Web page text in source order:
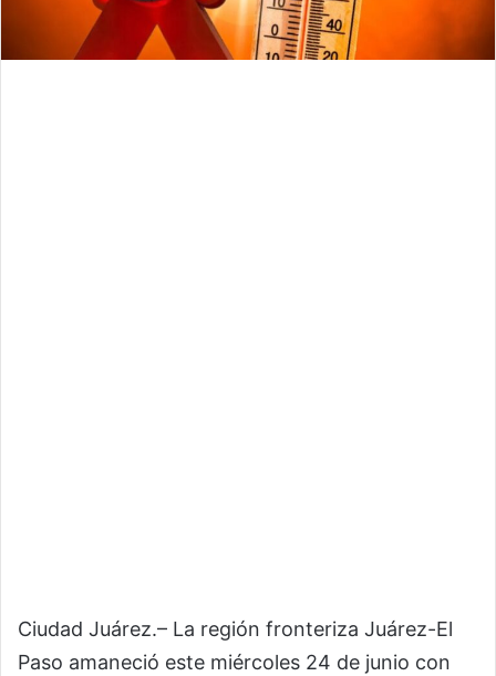
Ciudad Juárez.– La región fronteriza Juárez-El
Paso amaneció este miércoles 24 de junio con